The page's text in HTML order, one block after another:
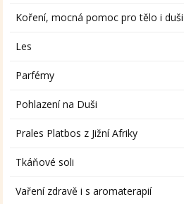
Koření, mocná pomoc pro tělo i duši
Les
Parfémy
Pohlazení na Duši
Prales Platbos z Jižní Afriky
Tkáňové soli
Vaření zdravě i s aromaterapií